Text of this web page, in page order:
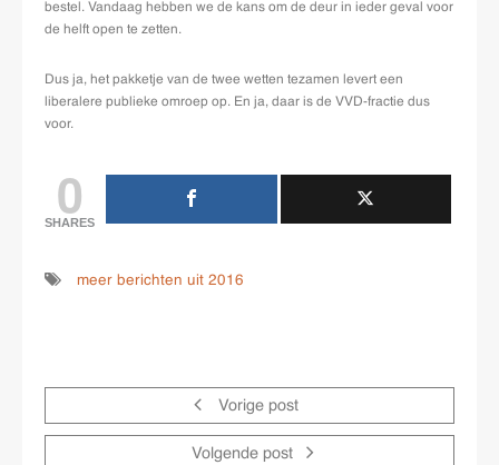
bestel. Vandaag hebben we de kans om de deur in ieder geval voor
de helft open te zetten.
Dus ja, het pakketje van de twee wetten tezamen levert een
liberalere publieke omroep op. En ja, daar is de VVD-fractie dus
voor.
0
SHARES
meer berichten uit 2016
Vorige post
Volgende post